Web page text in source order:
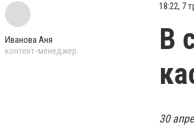
Иванова Аня
контент-менеджер
18:22, 7
В
30